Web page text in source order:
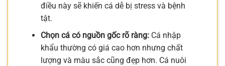
điều này sẽ khiến cá dễ bị stress và bệnh
tật.
Chọn cá có nguồn gốc rõ ràng:Cá nhập
khẩu thường có giá cao hơn nhưng chất
lượng và màu sắc cũng đẹp hơn. Cá nuôi